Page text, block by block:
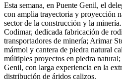
Esta semana, en Puente Genil, el
con amplia trayectoria y proyección
sector de la construcción y la
Codimar, dedicada fabricación de
transportadores de minería; Arimar
mármol y cantera de piedra natural
múltiples proyectos en piedra
Genil, con larga experiencia en la
distribución de áridos calizos.